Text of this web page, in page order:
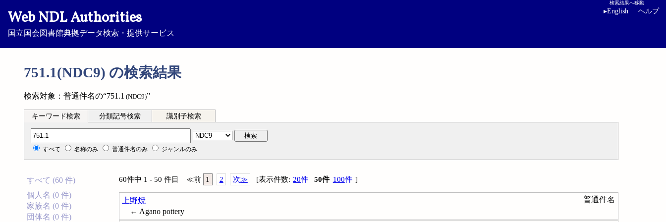
Web NDL Authorities
国立国会図書館典拠データ検索・提供サービス
検索結果へ移動
▸English ヘルプ
751.1(NDC9) の検索結果
検索対象：普通件名の“751.1 (NDC9)”
キーワード検索 分類記号検索 識別子検索
分類記号検索 検索
すべて 名称のみ 普通件名のみ ジャンルのみ
すべて (60 件)
個人名 (0 件)
家族名 (0 件)
団体名 (0 件)
60件中 1 - 50 件目 ≪前 1 2 次≫ [表示件数: 20件 50件 100件 ]
上野焼
普通件名
← Agano pottery